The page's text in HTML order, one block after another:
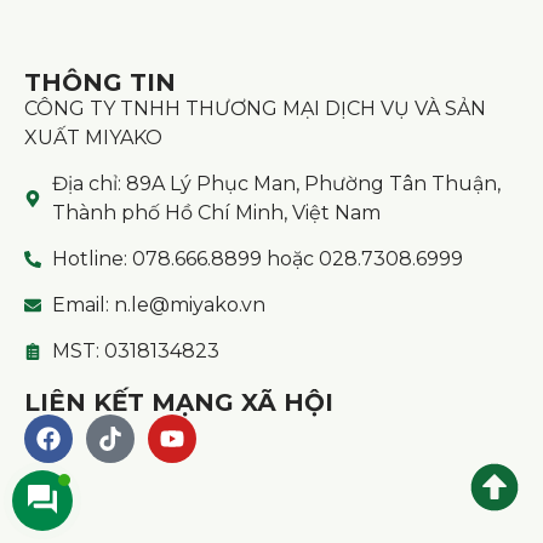
THÔNG TIN
CÔNG TY TNHH THƯƠNG MẠI DỊCH VỤ VÀ SẢN
XUẤT MIYAKO
Địa chỉ: 89A Lý Phục Man, Phường Tân Thuận,
Thành phố Hồ Chí Minh, Việt Nam
Hotline: 078.666.8899 hoặc 028.7308.6999
Email: n.le@miyako.vn
MST: 0318134823
LIÊN KẾT MẠNG XÃ HỘI